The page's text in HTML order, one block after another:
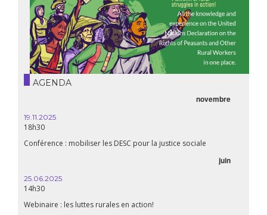
AGENDA
novembre
19.11.2025
18h30
Conférence : mobiliser les DESC pour la justice sociale
juin
25.06.2025
14h30
Webinaire : les luttes rurales en action!